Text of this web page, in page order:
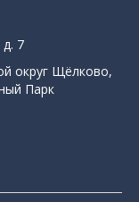
7
округ Щёлково,
Парк